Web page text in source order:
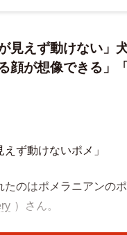
見えず動けない」
顔が想像できる」
えず動けないポメ」
たのはポメラニアンの
）さん。